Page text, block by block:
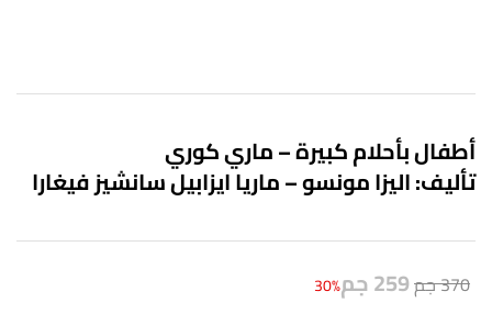
أطفال بأحلام كبيرة – ماري كوري
تأليف: اليزا مونسو – ماريا ايزابيل سانشيز فيغارا
370جم259جم30%